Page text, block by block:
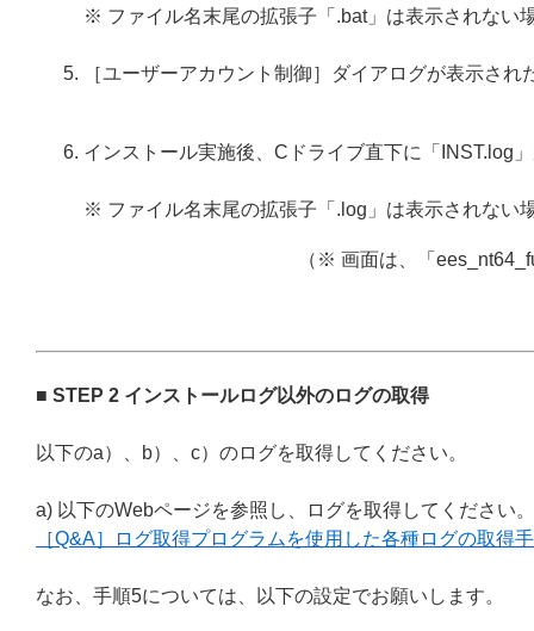
※ ファイル名末尾の拡張子「.bat」は表示されない
［ユーザーアカウント制御］ダイアログが表示さ
インストール実施後、Cドライブ直下に「INST.log
※ ファイル名末尾の拡張子「.log」は表示されない
（※ 画面は、「
■ STEP 2 インストールログ以外のログの取得
以下のa）、b）、c）のログを取得してください。
a) 以下のWebページを参照し、ログを取得してください。
［Q&A］ログ取得プログラムを使用した各種ログの取得
なお、手順5については、以下の設定でお願いします。